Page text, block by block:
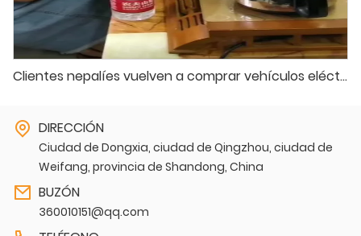
Clientes nepalíes vuelven a comprar vehículos eléctricos
DIRECCIÓN
Ciudad de Dongxia, ciudad de Qingzhou, ciudad de
Weifang, provincia de Shandong, China
BUZÓN
360010151@qq.com